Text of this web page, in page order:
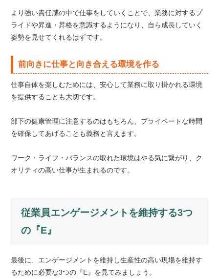
より強い責任感の中で仕事をしていくことで、業務に対するプ
ライドや昇進・昇格を意識するようになり、自ら成長していく
姿勢を見せてくれるはずです。
前向きに仕事と向き合える環境を作る
仕事自体を楽しむためには、安心して業務に取り掛かれる環境
を提供することも大切です。
部下の健康管理に注意するのはもちろん、プライベートな時間
を確保してあげることも義務と言えます。
ワーク・ライフ・バランスの取れた環境はやる気に繋がり、ク
オリティの高い仕事が生まれるのです。
従業員エンゲージメントを維持する3つ
の『E』
最後に、エンゲージメントを維持し生産性の高い現場を維持す
るために必要な3つの『E』を見てみましょう。